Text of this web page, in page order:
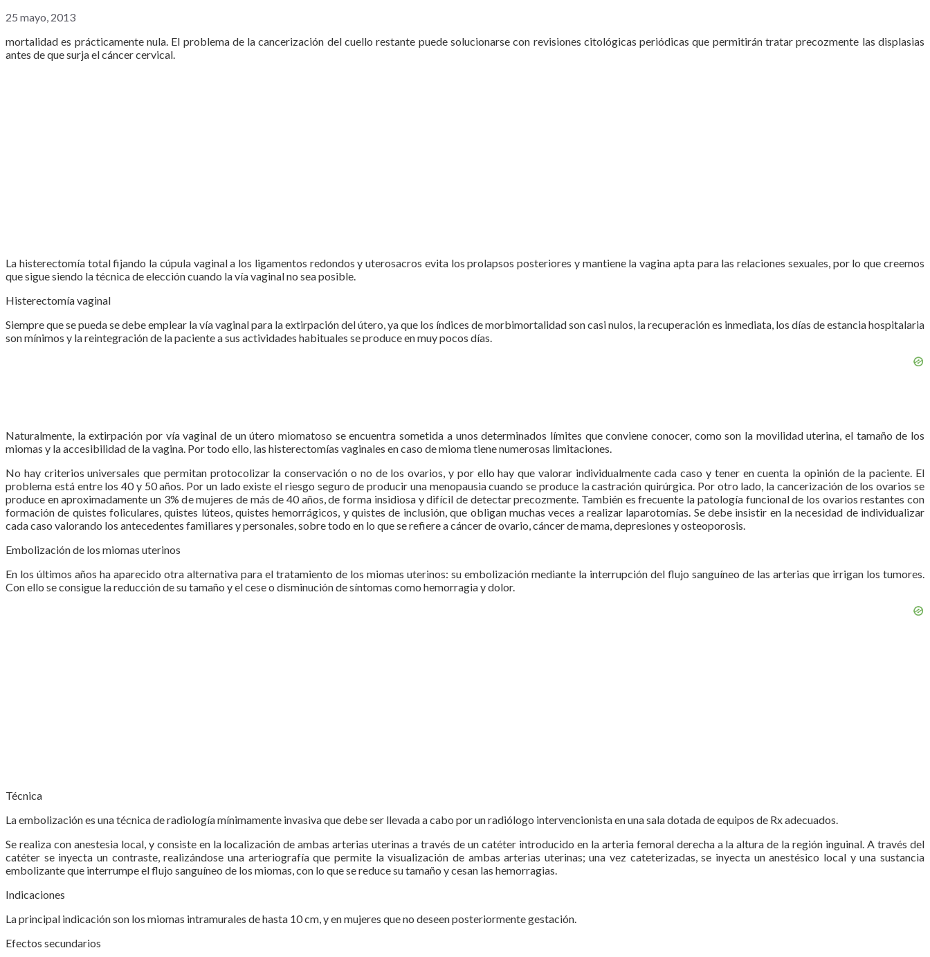
25 mayo, 2013
mortalidad es prácticamente nula. El problema de la cancerización del cuello restante puede solucionarse con revisiones citológicas periódicas que permitirán tratar precozmente las displasias
antes de que surja el cáncer cervical.
La histerectomía total fijando la cúpula vaginal a los ligamentos redondos y uterosacros evita los prolapsos posteriores y mantiene la vagina apta para las relaciones sexuales, por lo que creemos
que sigue siendo la técnica de elección cuando la vía vaginal no sea posible.
Histerectomía vaginal
Siempre que se pueda se debe emplear la vía vaginal para la extirpación del útero, ya que los índices de morbimortalidad son casi nulos, la recuperación es inmediata, los días de estancia hospitalaria
son mínimos y la reintegración de la paciente a sus actividades habituales se produce en muy pocos días.
Naturalmente, la extirpación por vía vaginal de un útero miomatoso se encuentra sometida a unos determinados límites que conviene conocer, como son la movilidad uterina, el tamaño de los
miomas y la accesibilidad de la vagina. Por todo ello, las histerectomías vaginales en caso de mioma tiene numerosas limitaciones.
No hay criterios universales que permitan protocolizar la conservación o no de los ovarios, y por ello hay que valorar individualmente cada caso y tener en cuenta la opinión de la paciente. El
problema está entre los 40 y 50 años. Por un lado existe el riesgo seguro de producir una menopausia cuando se produce la castración quirúrgica. Por otro lado, la cancerización de los ovarios se
produce en aproximadamente un 3% de mujeres de más de 40 años, de forma insidiosa y difícil de detectar precozmente. También es frecuente la patología funcional de los ovarios restantes con
formación de quistes foliculares, quistes lúteos, quistes hemorrágicos, y quistes de inclusión, que obligan muchas veces a realizar laparotomías. Se debe insistir en la necesidad de individualizar
cada caso valorando los antecedentes familiares y personales, sobre todo en lo que se refiere a cáncer de ovario, cáncer de mama, depresiones y osteoporosis.
Embolización de los miomas uterinos
En los últimos años ha aparecido otra alternativa para el tratamiento de los miomas uterinos: su embolización mediante la interrupción del flujo sanguíneo de las arterias que irrigan los tumores.
Con ello se consigue la reducción de su tamaño y el cese o disminución de síntomas como hemorragia y dolor.
Técnica
La embolización es una técnica de radiología mínimamente invasiva que debe ser llevada a cabo por un radiólogo intervencionista en una sala dotada de equipos de Rx adecuados.
Se realiza con anestesia local, y consiste en la localización de ambas arterias uterinas a través de un catéter introducido en la arteria femoral derecha a la altura de la región inguinal. A través del
catéter se inyecta un contraste, realizándose una arteriografía que permite la visualización de ambas arterias uterinas; una vez cateterizadas, se inyecta un anestésico local y una sustancia
embolizante que interrumpe el flujo sanguíneo de los miomas, con lo que se reduce su tamaño y cesan las hemorragias.
Indicaciones
La principal indicación son los miomas intramurales de hasta 10 cm, y en mujeres que no deseen posteriormente gestación.
Efectos secundarios